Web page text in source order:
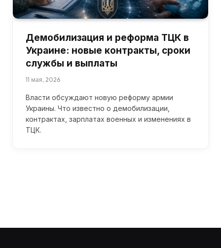
Демобилизация и реформа ТЦК в
Украине: новые контракты, сроки
службы и выплаты
11 мая, 2026
Власти обсуждают новую реформу армии
Украины. Что известно о демобилизации,
контрактах, зарплатах военных и изменениях в
ТЦК.